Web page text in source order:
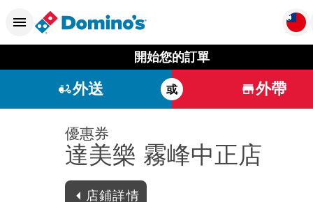
開始您的訂單
外送 或 外帶
優惠券
達美樂 霧峰中正店
店鋪詳情